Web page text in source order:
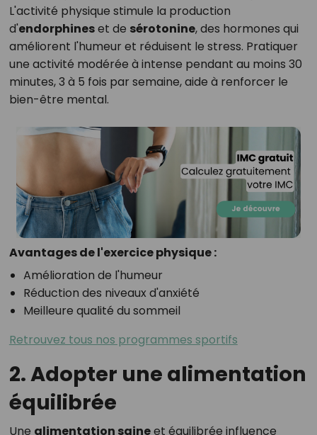
L'activité physique stimule la production
d'endorphineset de sérotonine, des hormones qui
améliorent l'humeur et réduisent le stress. Pratiquer
une activité modérée à intense pendant au moins 30
minutes, 3 à 5 fois par semaine, aide à renforcer le
bien-être mental.
Avantages de l'exercice physique :
Amélioration de l'humeur
Réduction des niveaux d'anxiété
Meilleure qualité du sommeil
Retrouvez tous nos programmes sportifs
2. Adopter une alimentation
équilibrée
Une alimentation saineet équilibrée influence